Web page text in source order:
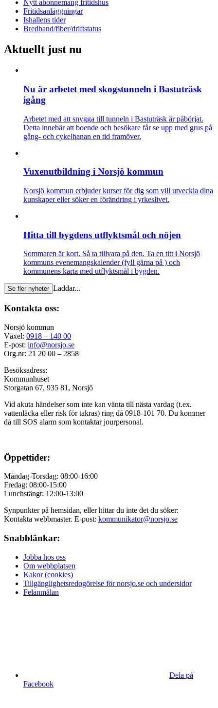
Nytt abonnemang fritidshus
Fritidsanläggningar
Ishallens tider
Bredband/fiber/driftstatus
Aktuellt just nu
Nu är arbetet med skogstunneln i Bastuträsk
igång
Arbetet med att snygga till tunneln i Bastuträsk är påbörjat.
Detta innebär att boende och besökare får se upp med grus på
gång- och cykelbanan en tid framöver.
Vuxenutbildning i Norsjö kommun
Norsjö kommun erbjuder kurser för dig som vill utveckla dina
kunskaper eller söker en förändring i yrkeslivet.
Hitta till bygdens utflyktsmål och nöjen
Sommaren är kort. Så ta tillvara på den. Ta en titt i Norsjö
kommuns evenemangskalender (fyll gärna på ) och
kommunens karta med utflyktsmål i bygden.
Se fler nyheter Laddar...
Kontakta oss:
Norsjö kommun
Växel: 0918 – 140 00
E-post: info@norsjo.se
Org.nr: 21 20 00 – 2858
Besöksadress:
Kommunhuset
Storgatan 67, 935 81, Norsjö
Vid akuta händelser som inte kan vänta till nästa vardag (t.ex.
vattenläcka ellerrisk för takras) ring då 0918-101 70. Du kommer
då till SOS alarm som kontaktar jourpersonal.
Öppettider:
Måndag-Torsdag: 08:00-16:00
Fredag: 08:00-15:00
Lunchstängt: 12:00-13:00
Synpunkter på hemsidan, eller hittar du inte det du söker:
Kontakta webbmaster. E-post: kommunikator@norsjo.se
Snabblänkar:
Jobba hos oss
Om webbplatsen
Kakor (cookies)
Tillgänglighetsredogörelse för norsjo.se och undersidor
Felanmälan
Dela på
Facebook